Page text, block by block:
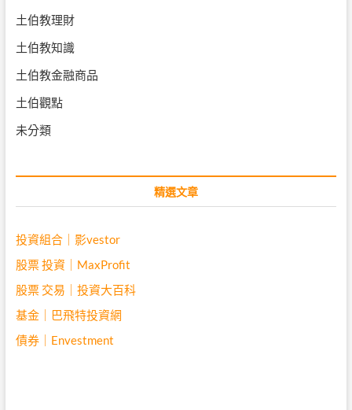
土伯教理財
土伯教知識
土伯教金融商品
土伯觀點
未分類
精選文章
投資組合｜影vestor
股票 投資｜MaxProfit
股票 交易｜投資大百科
基金｜巴飛特投資網
債券｜Envestment